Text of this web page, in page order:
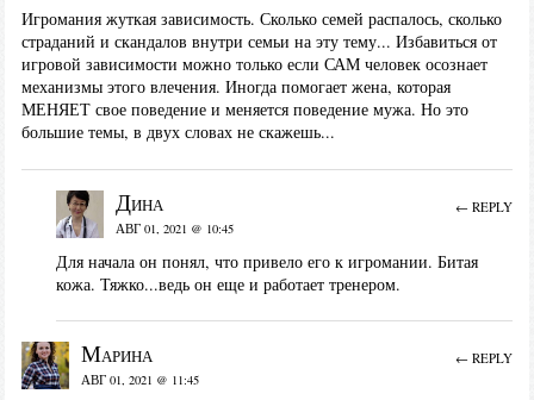
Игромания жуткая зависимость. Сколько семей распалось, сколько
страданий и скандалов внутри семьи на эту тему... Избавиться от
игровой зависимости можно только если САМ человек осознает
механизмы этого влечения. Иногда помогает жена, которая
МЕНЯЕТ свое поведение и меняется поведение мужа. Но это
большие темы, в двух словах не скажешь...
Дина
АВГ 01, 2021 @ 10:45
Для начала он понял, что привело его к игромании. Битая
кожа. Тяжко...ведь он еще и работает тренером.
← REPLY
Марина
АВГ 01, 2021 @ 11:45
← REPLY